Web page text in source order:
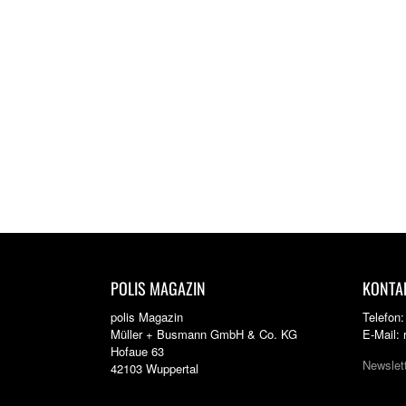
POLIS MAGAZIN
polis Magazin
Müller + Busmann GmbH & Co. KG
Hofaue 63
42103 Wuppertal
E-Mail: